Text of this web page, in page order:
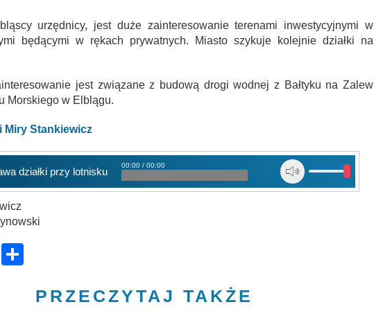
urzędnicy, jest duże zainteresowanie terenami inwestycyjnymi w
będącymi w rękach prywatnych. Miasto szykuje kolejnie działki na
jest związane z budową drogi wodnej z Bałtyku na Zalew
Morskiego w Elblągu.
Miry Stankiewicz
działki przy lotnisku
00:00 / 00:00
Email
PRZECZYTAJ TAKŻE